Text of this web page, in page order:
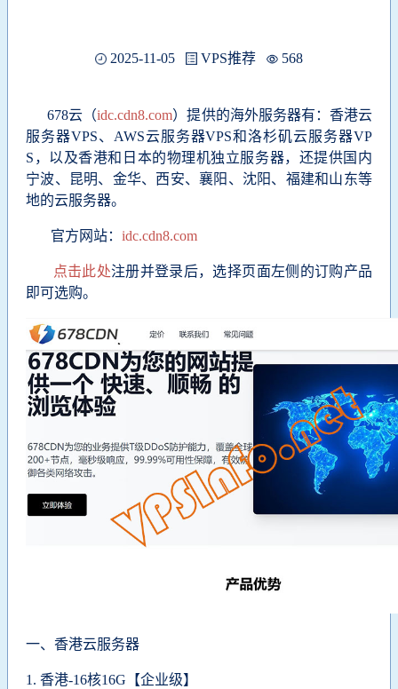
2025-11-05 VPS推荐 568
678云（idc.cdn8.com）提供的海外服务器有：香港云
服务器VPS、AWS云服务器VPS和洛杉矶云服务器VP
S，以及香港和日本的物理机独立服务器，还提供国内
宁波、昆明、金华、西安、襄阳、沈阳、福建和山东等
地的云服务器。
官方网站： idc.cdn8.com
点击此处注册并登录后，选择页面左侧的订购产品
即可选购。
一、香港云服务器
1. 香港-16核16G【企业级】